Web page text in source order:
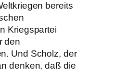
bereits
Kriegspartei
den
Und Scholz, der
denken, daß die